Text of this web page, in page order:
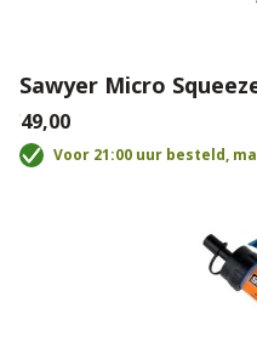
Sawyer Micro
€49,00
Voor 21:00 uur besteld,